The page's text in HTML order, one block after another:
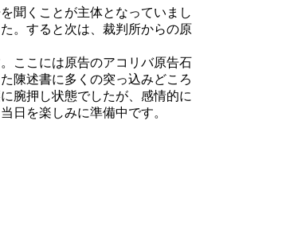
聞くことが主体となっていまし
。すると次は、裁判所からの原
ここには原告のアコリバ原告石
陳述書に多くの突っ込みどころ
腕押し状態でしたが、感情的に
日を楽しみに準備中です。